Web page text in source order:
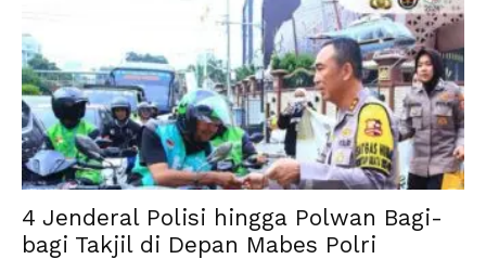
4 Jenderal Polisi hingga Polwan Bagi-
bagi Takjil di Depan Mabes Polri